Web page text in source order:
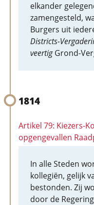
elkander
zamengesteld,
Burgers uit
Districts-
veertigGrond-
1814
Artikel 79: Kiezers-
opgengevallen
In alle Steden
kollegiën, gelijk
bestonden. Zij
door de